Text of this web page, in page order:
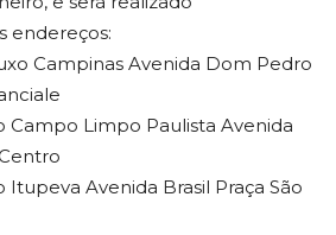
endereços:
Campinas Avenida Dom Pedro
Campo Limpo Paulista Avenida
Itupeva Avenida Brasil Praça São